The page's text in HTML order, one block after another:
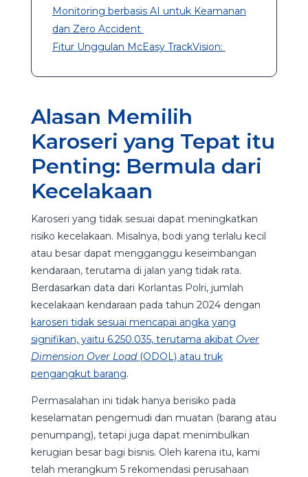
Monitoring berbasis AI untuk Keamanan
dan Zero Accident
Fitur Unggulan McEasy TrackVision:
Alasan Memilih
Karoseri yang Tepat itu
Penting: Bermula dari
Kecelakaan
Karoseri yang tidak sesuai dapat meningkatkan
risiko kecelakaan. Misalnya, bodi yang terlalu kecil
atau besar dapat mengganggu keseimbangan
kendaraan, terutama di jalan yang tidak rata.
Berdasarkan data dari Korlantas Polri, jumlah
kecelakaan kendaraan pada tahun 2024 dengan
karoseri tidak sesuai mencapai angka yang
signifikan, yaitu 6.250.035, terutama akibat Over
Dimension Over Load (ODOL) atau truk
pengangkut barang.
Permasalahan ini tidak hanya berisiko pada
keselamatan pengemudi dan muatan (barang atau
penumpang), tetapi juga dapat menimbulkan
kerugian besar bagi bisnis. Oleh karena itu, kami
telah merangkum 5 rekomendasi perusahaan